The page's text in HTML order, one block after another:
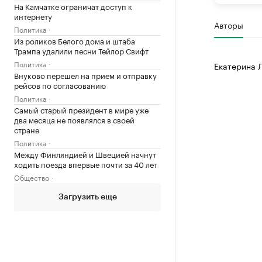
На Камчатке ограничат доступ к
интернету
Политика
Из роликов Белого дома и штаба
Трампа удалили песни Тейлор Свифт
Политика
Внуково перешел на прием и отправку
рейсов по согласованию
Политика
Самый старый президент в мире уже
два месяца не появлялся в своей
стране
Политика
Между Финляндией и Швецией начнут
ходить поезда впервые почти за 40 лет
Общество
Загрузить еще
Авторы
Екатерина